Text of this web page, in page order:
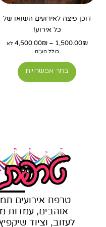
דוכן פיצה לאירועים השואו של
כל אירוע!
1,500.00₪
–
4,500.00₪
לא
כולל מע"מ
בחר אפשרויות
את
המוצר
טרפת אירועים
אוהבים, עמדות
לעזוב, וציוד